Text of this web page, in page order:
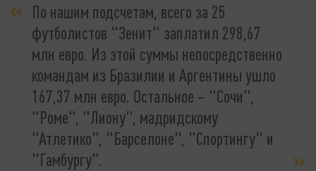
По нашим подсчетам, всего за 25
футболистов "Зенит" заплатил 298,67
млн евро. Из этой суммы непосредственно
командам из Бразилии и Аргентины ушло
167,37 млн евро. Остальное – "Сочи",
"Роме", "Лиону", мадридскому
"Атлетико", "Барселоне", "Спортингу" и
"Гамбургу".